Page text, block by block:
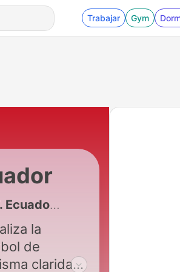
Trabajar Gym
pero orgullosos
la
de
claridad